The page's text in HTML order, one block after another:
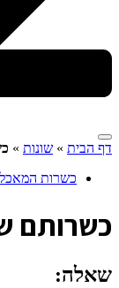
דף הבית » שונות »
כשרות
כשרותם
שאלה: